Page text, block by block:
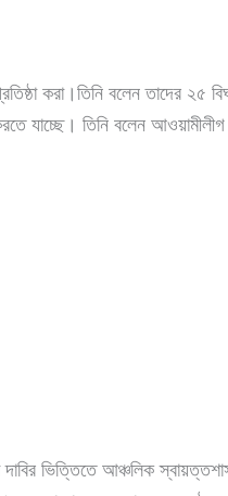
করা।তিনি বলেন তাদের ২৫
তিনি বলেন আওয়ামীলীগ
ভিত্তিতে আঞ্চলিক